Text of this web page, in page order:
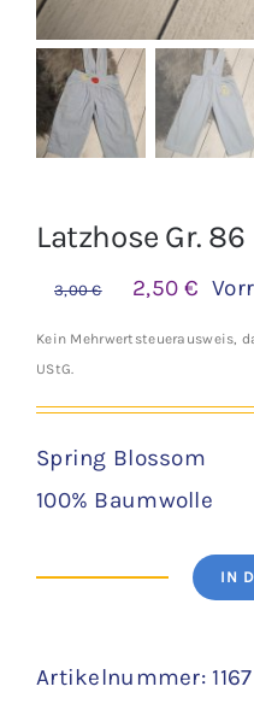
Latzhose Gr. 86
3,00€
Preis
3,00 €
2,50€
Preis
2,50
Kein Mehrwertsteuerausweis,
UStG.
Spring Blossom
100% Baumwolle
Latzhose
86
IN
Artikelnummer: 1167